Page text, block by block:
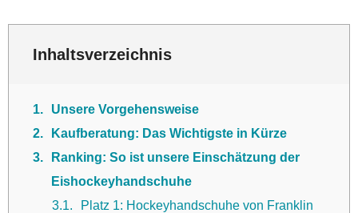
Inhaltsverzeichnis
1
Unsere Vorgehensweise
2
Kaufberatung: Das Wichtigste in Kürze
3
Ranking: So ist unsere Einschätzung der
Eishockeyhandschuhe
3.1
Platz 1: Hockeyhandschuhe von Franklin